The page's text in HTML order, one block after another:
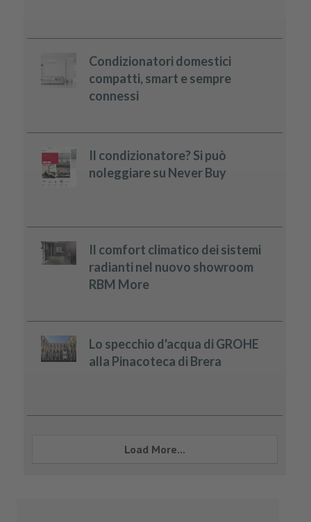
Condizionatori domestici
compatti, smart e sempre
connessi
Il condizionatore? Si può
noleggiare su Never Buy
Il comfort climatico dei sistemi
radianti nel nuovo showroom
RBM More
Lo specchio d'acqua di GROHE
alla Pinacoteca di Brera
Load More...